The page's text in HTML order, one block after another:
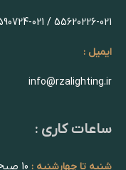
55620226-021 / 55590724-021
ایمیل :
info@rzalighting.ir
ساعات کاری :
شنبه تا چهارشنبه :